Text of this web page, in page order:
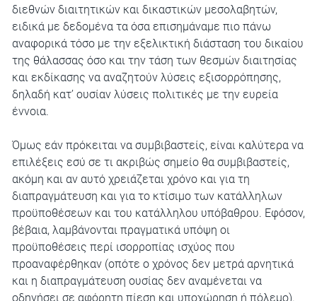
διεθνών διαιτητικών και δικαστικών μεσολαβητών,
ειδικά με δεδομένα τα όσα επισημάναμε πιο πάνω
αναφορικά τόσο με την εξελικτική διάσταση του δικαίου
της θάλασσας όσο και την τάση των θεσμών διαιτησίας
και εκδίκασης να αναζητούν λύσεις εξισορρόπησης,
δηλαδή κατ’ ουσίαν λύσεις πολιτικές με την ευρεία
έννοια.
Όμως εάν πρόκειται να συμβιβαστείς, είναι καλύτερα να
επιλέξεις εσύ σε τι ακριβώς σημείο θα συμβιβαστείς,
ακόμη και αν αυτό χρειάζεται χρόνο και για τη
διαπραγμάτευση και για το κτίσιμο των κατάλληλων
προϋποθέσεων και του κατάλληλου υπόβαθρου. Εφόσον,
βέβαια, λαμβάνονται πραγματικά υπόψη οι
προϋποθέσεις περί ισορροπίας ισχύος που
προαναφέρθηκαν (οπότε ο χρόνος δεν μετρά αρνητικά
και η διαπραγμάτευση ουσίας δεν αναμένεται να
οδηγήσει σε αφόρητη πίεση και υποχώρηση ή πόλεμο).